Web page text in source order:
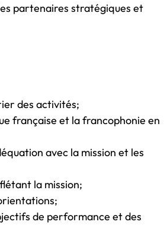
partenaires stratégiques et
des activités;
française et la francophonie en
avec la mission et les
la mission;
de performance et des